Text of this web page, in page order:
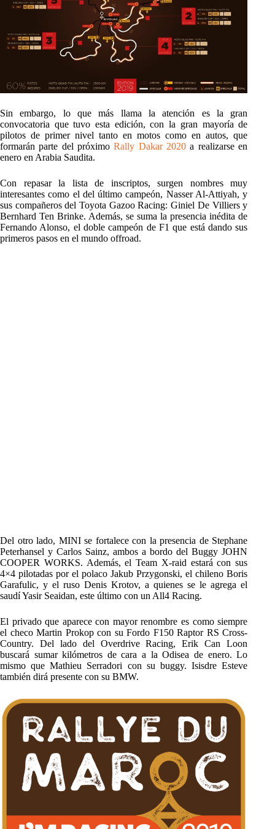
Sin embargo, lo que más llama la atención es la gran
convocatoria que tuvo esta edición, con la gran mayoría de
pilotos de primer nivel tanto en motos como en autos, que
formarán parte del próximoRally Dakar 2020 a realizarse en
enero en Arabia Saudita.
Con repasar la lista de inscriptos, surgen nombres muy
interesantes como el del último campeón, Nasser Al-Attiyah, y
sus compañeros del Toyota Gazoo Racing: Giniel De Villiers y
Bernhard Ten Brinke. Además, se suma la presencia inédita de
Fernando Alonso, el doble campeón de F1 que está dando sus
primeros pasos en el mundo offroad.
Del otro lado, MINI se fortalece con la presencia de Stephane
Peterhansel y Carlos Sainz, ambos a bordo del Buggy JOHN
COOPER WORKS. Además, el Team X-raid estará con sus
4×4 pilotadas por el polaco Jakub Przygonski, el chileno Boris
Garafulic, y el ruso Denis Krotov, a quienes se le agrega el
saudí Yasir Seaidan, este último con un All4 Racing.
El privado que aparece con mayor renombre es como siempre
el checo Martin Prokop con su Fordo F150 Raptor RS Cross-
Country. Del lado del Overdrive Racing, Erik Can Loon
buscará sumar kilómetros de cara a la Odisea de enero. Lo
mismo que Mathieu Serradori con su buggy. Isisdre Esteve
también dirá presente con su BMW.